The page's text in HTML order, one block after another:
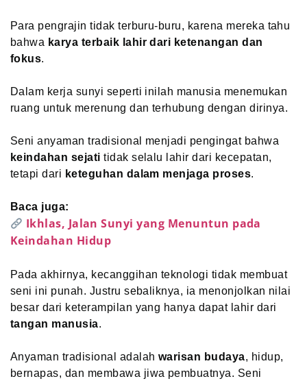
Para pengrajin tidak terburu-buru, karena mereka tahu
bahwa karya terbaik lahir dari ketenangan dan
fokus.
Dalam kerja sunyi seperti inilah manusia menemukan
ruang untuk merenung dan terhubung dengan dirinya.
Seni anyaman tradisional menjadi pengingat bahwa
keindahan sejati tidak selalu lahir dari kecepatan,
tetapi dari keteguhan dalam menjaga proses.
Baca juga:
Ikhlas, Jalan Sunyi yang Menuntun pada
Keindahan Hidup
Pada akhirnya, kecanggihan teknologi tidak membuat
seni ini punah. Justru sebaliknya, ia menonjolkan nilai
besar dari keterampilan yang hanya dapat lahir dari
tangan manusia.
Anyaman tradisional adalah warisan budaya, hidup,
bernapas, dan membawa jiwa pembuatnya. Seni